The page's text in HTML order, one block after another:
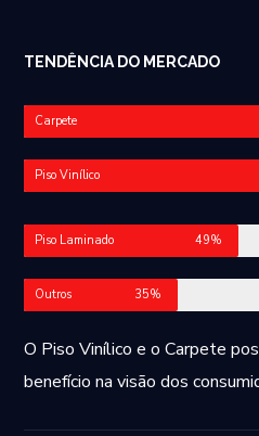
TENDÊNCIA DO MERCADO
Carpete
Piso Vinílico
Piso Laminado 49%
Outros 35%
O Piso Vinílico e o Carpete
benefício na visão dos